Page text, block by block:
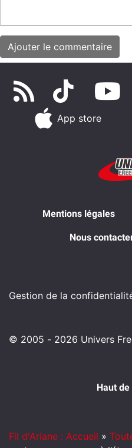
App store
Mentions légales
Nous
Gestion de la
© 2005 - 2026 Univers
Haut
Fil d'Ariane : Accueil »